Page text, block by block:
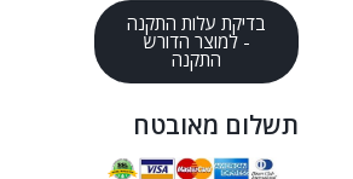
בדיקת עלות התקנה
- למוצר הדורש
התקנה
תשלום מאובטח